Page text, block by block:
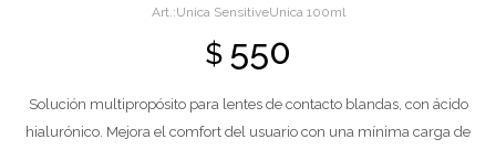
Unica SensitiveUnica 100ml
$ 550
Solución multipropósito para lentes de contacto blandas, con ácido
hialurónico. Mejora el comfort del usuario con una mínima carga de